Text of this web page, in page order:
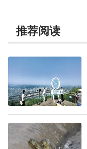
推荐阅读